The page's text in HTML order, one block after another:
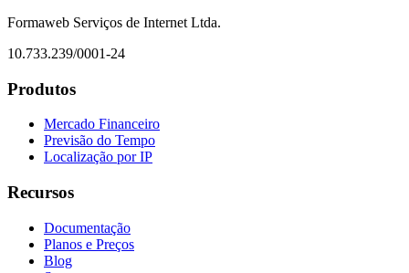
Formaweb Serviços de Internet Ltda.
10.733.239/0001-24
Produtos
Mercado Financeiro
Previsão do Tempo
Localização por IP
Recursos
Documentação
Planos e Preços
Blog